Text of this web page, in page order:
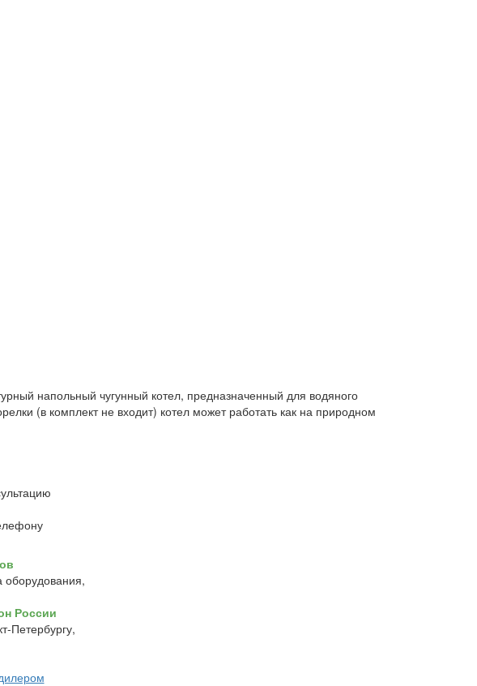
напольный чугунный котел, предназначенный для водяного
(в комплект не входит) котел может работать как на природном
оборудования,
России
Петербургу,